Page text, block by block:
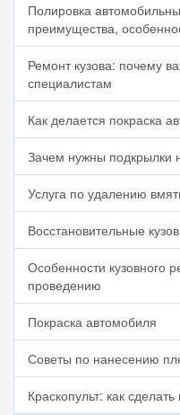
Полировка
преимущества,
Ремонт кузова: почему
специалистам
Как делается покраска
Зачем нужны подкрылки
Услуга по удалению
Восстановительные
Особенности кузовного
проведению
Покраска автомобиля
Советы по нанесению
Краскопульт: как